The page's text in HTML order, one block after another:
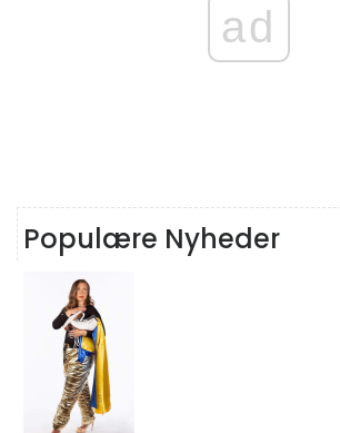
ad
Populære Nyheder